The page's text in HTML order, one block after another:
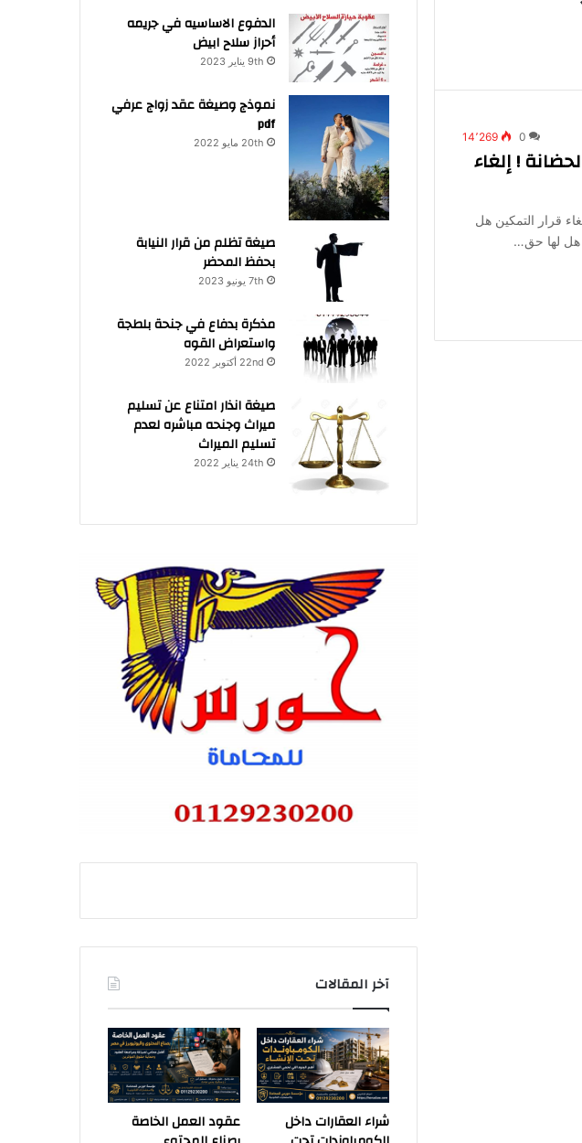
0 14٬269
! إلغاء
قرار التمكين هل
هل لها حق…
الدفوع الاساسيه في جريمه
أحراز سلاح ابيض
9th يناير 2023
نموذج وصيغة عقد زواج عرفي
pdf
20th مايو 2022
صيغة تظلم من قرار النيابة
بحفظ المحضر
7th يونيو 2023
مذكرة بدفاع في جنحة بلطجة
واستعراض القوه
22nd أكتوبر 2022
صيغة انذار امتناع عن تسليم
ميراث وجنحه مباشره لعدم
تسليم الميراث
24th يناير 2022
آخر المقالات
شراء العقارات داخل
عقود العمل الخاصة